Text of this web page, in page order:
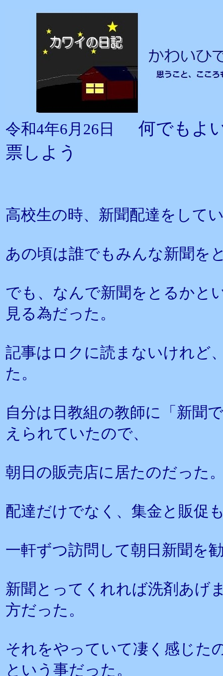
令和4年6月26日
何でもよ
票しよう
高校生の時、新聞配達をして
あの頃は誰でもみんな新聞を
でも、なんで新聞をとるかと
見る為だった。
記事はロクに読まないけれど
た。
自分は日教組の教師に「新聞
えられていたので、
朝日の販売店に居たのだった
配達だけでなく、集金と販促
一軒ずつ訪問して朝日新聞を
新聞とってくれれば洗剤あげ
方だった。
それをやっていて凄く感じた
という事だった。